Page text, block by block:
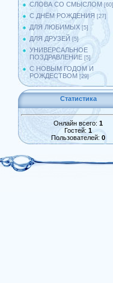
СЛОВА СО СМЫСЛОМ [60]
С ДНЁМ РОЖДЕНИЯ [27]
ДЛЯ ЛЮБИМЫХ [5]
ДЛЯ ДРУЗЕЙ [5]
УНИВЕРСАЛЬНОЕ
ПОЗДРАВЛЕНИЕ [5]
С НОВЫМ ГОДОМ И
РОЖДЕСТВОМ [29]
Статистика
Онлайн всего: 1
Гостей: 1
Пользователей: 0